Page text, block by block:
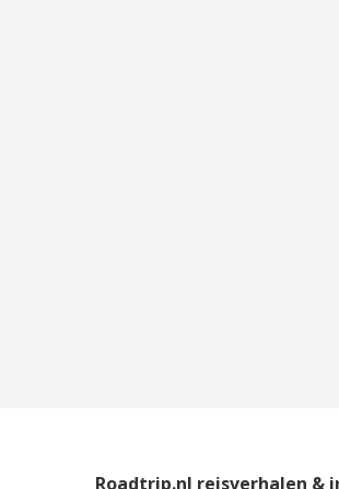
Roadtrip.nl reisverhalen &